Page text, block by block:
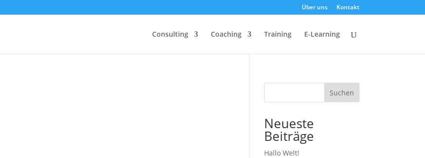
Über uns Kontakt
Consulting Coaching Training E-Learning
Suchen
Neueste
Beiträge
Hallo Welt!